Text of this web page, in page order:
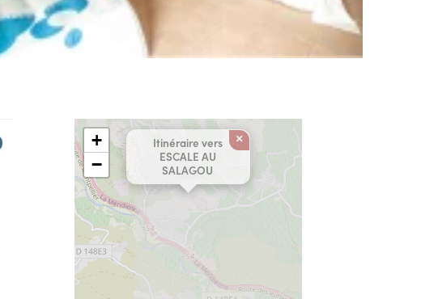
Itinéraire vers
ESCALE AU
SALAGOU
×
+
−